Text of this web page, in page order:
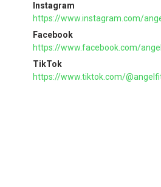
Instagram
https://www.instagram.com/
Facebook
https://www.facebook.com/
TikTok
https://www.tiktok.com/